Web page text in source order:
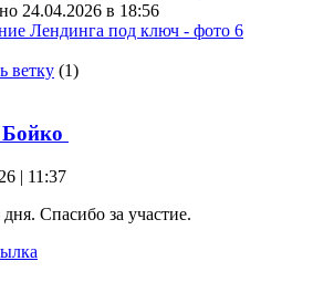
24.04.2026 в 18:56
ветку (1)
| 11:37
Спасибо за участие.